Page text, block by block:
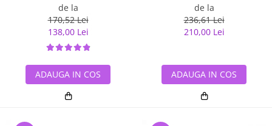
de la
170,52 Lei
138,00 Lei
ADAUGA IN COS
de la
236,61 Lei
210,00 Lei
ADAUGA IN COS